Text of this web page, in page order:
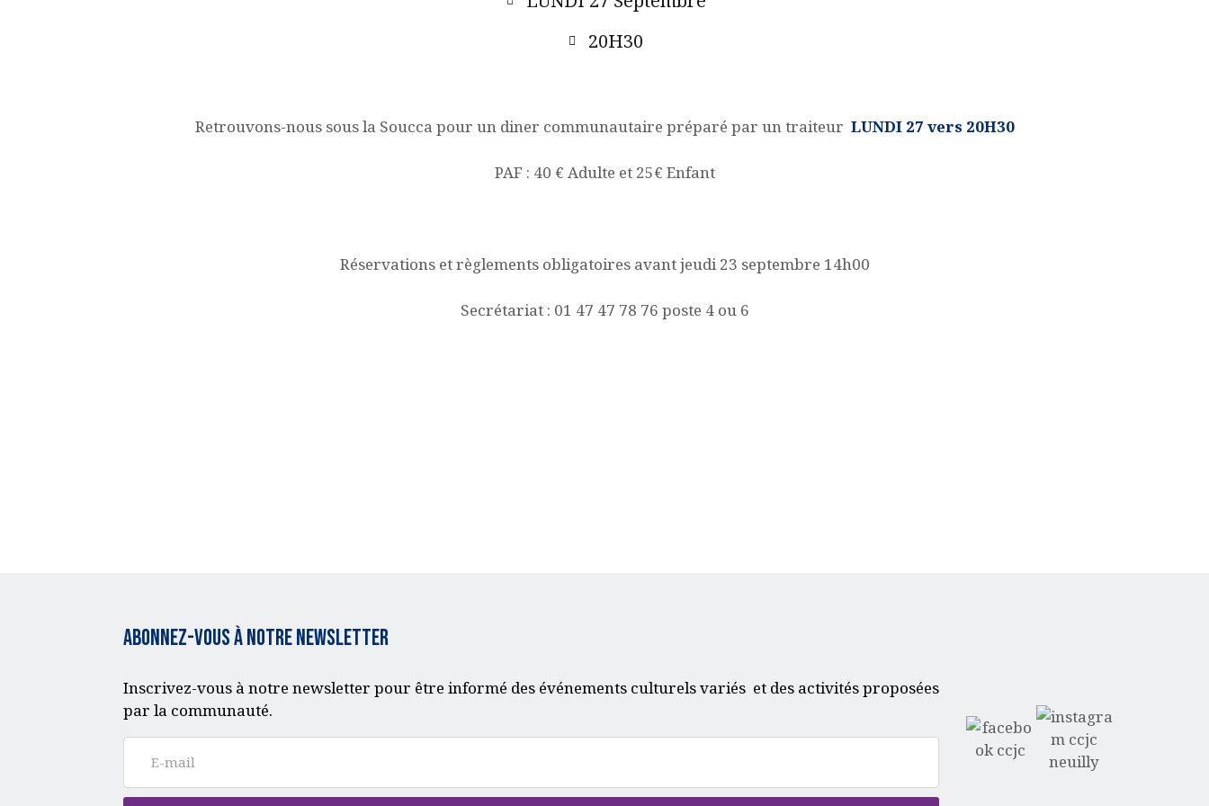
ACQUISITION DU
DONS
20H30
Retrouvons-nous sous la Soucca pour un diner communautaire préparé par un traiteur LUNDI 27 vers 20H30
PAF : 40 € Adulte et 25€ Enfant
Réservations et règlements obligatoires avant jeudi 23 septembre 14h00
Secrétariat : 01 47 47 78 76 poste 4 ou 6
Abonnez-vous à notre Newsletter
Inscrivez-vous à notre newsletter pour être informé des événements culturels variés et des activités proposées
par la communauté.